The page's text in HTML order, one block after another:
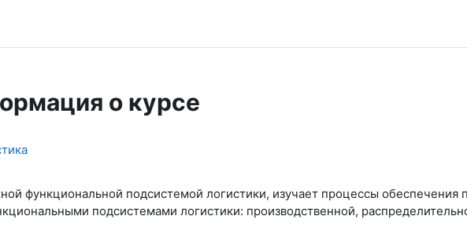
о курсе
функциональной подсистемой логистики, изучает процессы
подсистемами логистики: производственной,